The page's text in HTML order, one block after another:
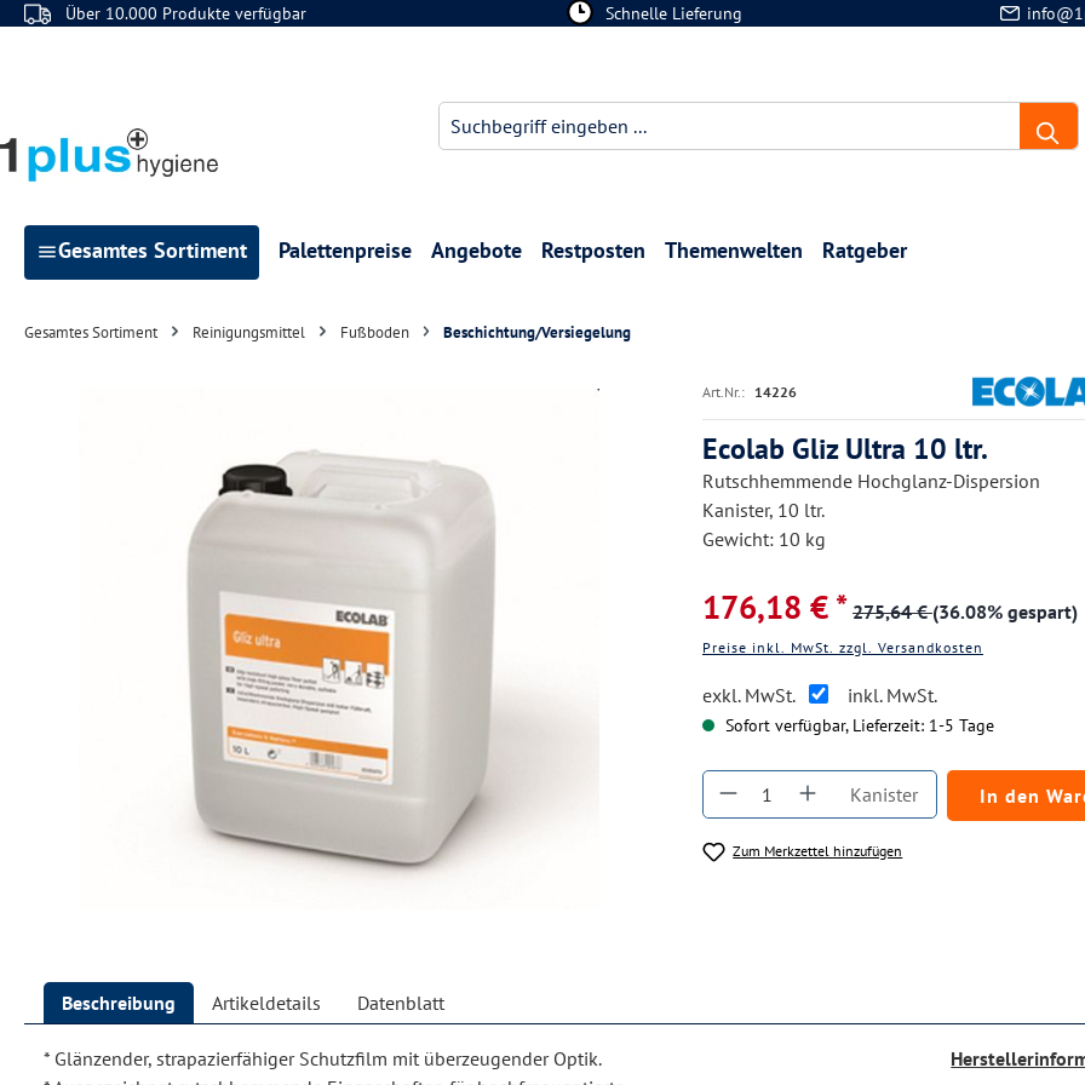
Hauptinhalt springen
Zur Suche springen
Zur Hauptnavigation springen
Über 10.000 Produkte verfügbar Schnelle Lieferung
Gesamtes Sortiment Palettenpreise Angebote Restposten Themenwelten Ratgeber
Gesamtes Sortiment Reinigungsmittel Fußboden Beschichtung/Versiegelung
Art.Nr.: 14226
Ecolab Gliz Ultra 10 ltr.
Rutschhemmende Hochglanz-Dispersion
Kanister, 10 ltr.
Gewicht: 10 kg
176,18 € * 275,64 €(36.08% gespart)
Preise inkl. MwSt. zzgl. Versandkosten
exkl. MwSt. inkl. MwSt.
Sofort verfügbar, Lieferzeit: 1-5 Tage
Produkt Anzahl: Gib den
Kanister In den
Zum Merkzettel hinzufügen
Beschreibung Artikeldetails Datenblatt
* Glänzender, strapazierfähiger Schutzfilm mit überzeugender Optik.